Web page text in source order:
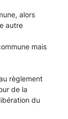
alors
autre
mais
règlement
de la
du